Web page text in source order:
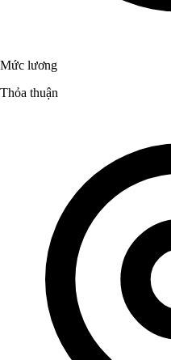
Mức lương
Thỏa thuận